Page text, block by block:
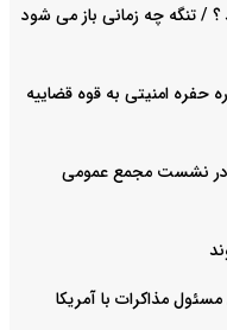
ور شد ؟ / تنگه چه زمانی باز می شود
حفره امنیتی به قوه قضاییه
در نشست مجمع عمومی
مذاکرات با آمریکا